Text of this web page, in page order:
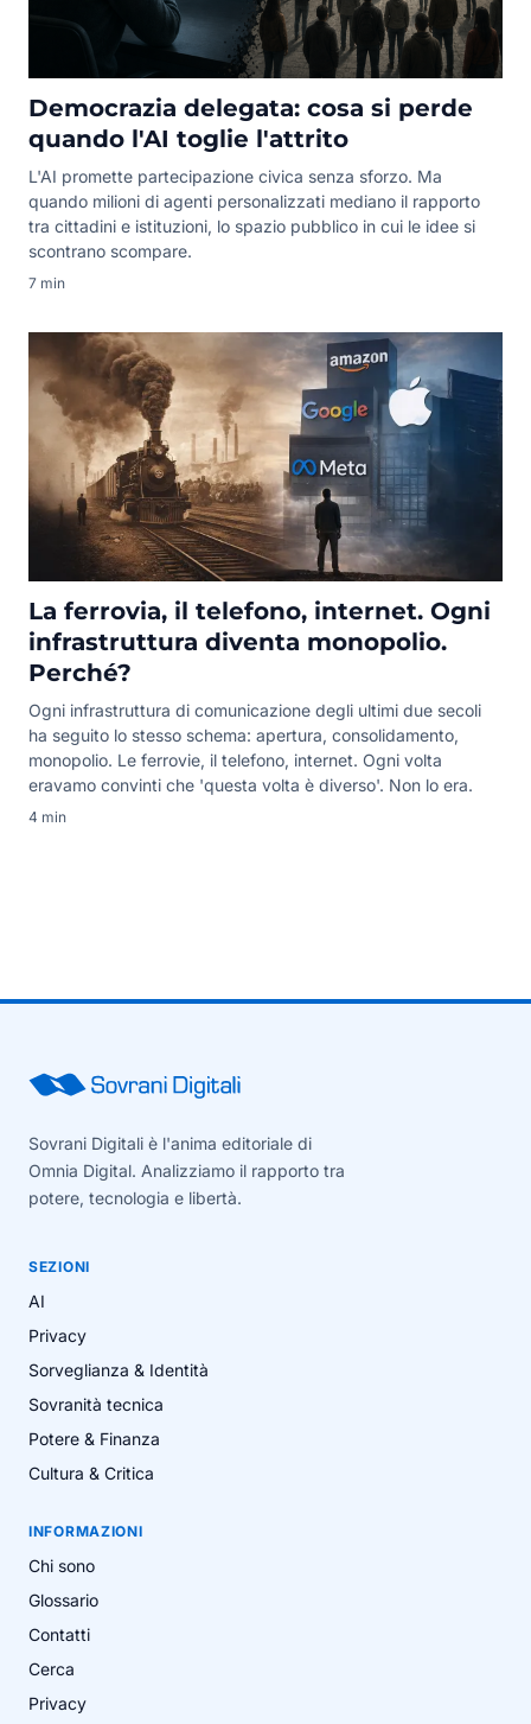
Democrazia delegata: cosa si perde
quando l'AI toglie l'attrito
L'AI promette partecipazione civica senza sforzo. Ma
quando milioni di agenti personalizzati mediano il rapporto
tra cittadini e istituzioni, lo spazio pubblico in cui le idee si
scontrano scompare.
7 min
La ferrovia, il telefono, internet. Ogni
infrastruttura diventa monopolio.
Perché?
Ogni infrastruttura di comunicazione degli ultimi due secoli
ha seguito lo stesso schema: apertura, consolidamento,
monopolio. Le ferrovie, il telefono, internet. Ogni volta
eravamo convinti che 'questa volta è diverso'. Non lo era.
4 min
Sovrani Digitali è l'anima editoriale di
Omnia Digital. Analizziamo il rapporto tra
potere, tecnologia e libertà.
SEZIONI
AI
Privacy
Sorveglianza & Identità
Sovranità tecnica
Potere & Finanza
Cultura & Critica
INFORMAZIONI
Chi sono
Glossario
Contatti
Cerca
Privacy